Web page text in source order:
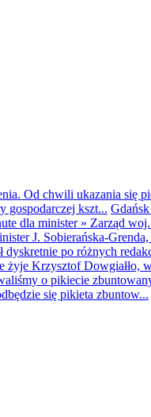
Od chwili ukazania się
gospodarczej kszt... Gdańsk
dla minister» Zarząd
J. Sobierańska-
dyskretnie po różnych
żyje Krzysztof Dowgiałło,
o pikiecie
się pikieta zbuntow...